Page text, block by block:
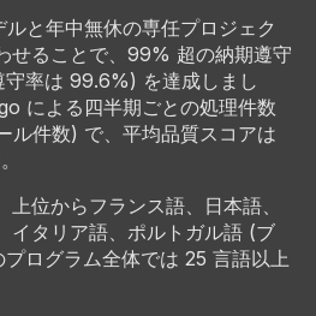
と年中無休の専任プロジェク
せることで、99% 超の納期遵守
率は 99.6%) を達成しまし
による四半期ごとの処理件数
ル件数) で、平均品質スコアは
位からフランス語、日本語、
イタリア語、ポルトガル語 (ブ
ログラム全体では 25 言語以上